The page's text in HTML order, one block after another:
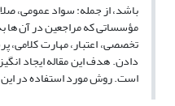
باشد، از جمله: سواد عمومی،
مؤسساتی که مراجعین در آن ها
تخصصی، اعتبار، مهارت
دادن. هدف این مقاله ایجاد
است. روش مورد استفاده در